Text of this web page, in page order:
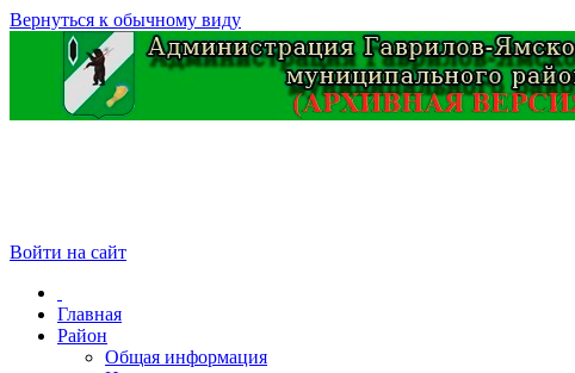
Вернуться к обычному виду
Войти на сайт
Главная
Район
Общая информация